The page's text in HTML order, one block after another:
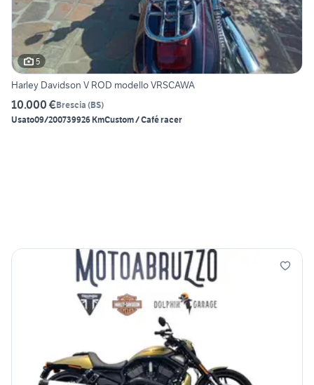
5
Harley Davidson V ROD modello VRSCAWA
10.000 €Brescia (BS)
Usato09/200739926 KmCustom / Café racer